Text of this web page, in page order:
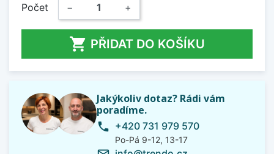
Počet − +
 PŘIDAT DO KOŠÍKU
Jakýkoliv dotaz? Rádi vám
poradíme.
phone +420 731 979 570
Po-Pá 9-12, 13-17